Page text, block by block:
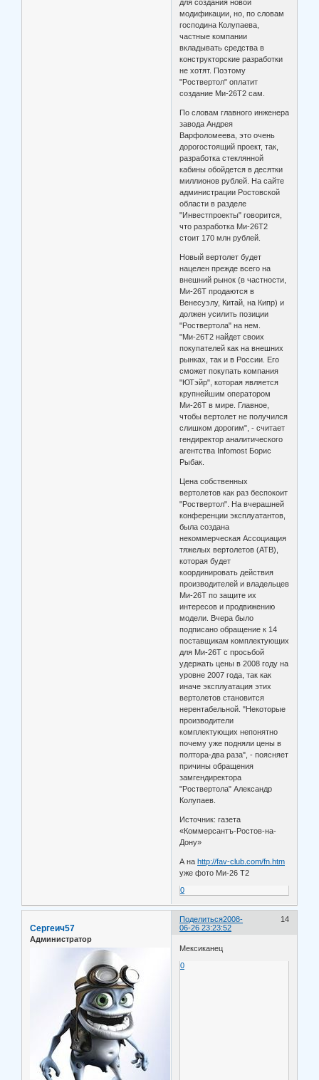
для создания новой
модификации, но, по словам
господина Колупаева,
частные компании
вкладывать средства в
конструкторские разработки
не хотят. Поэтому
"Роствертол" оплатит
создание Ми-26Т2 сам.
По словам главного инженера
завода Андрея
Варфоломеева, это очень
дорогостоящий проект, так,
разработка стеклянной
кабины обойдется в десятки
миллионов рублей. На сайте
администрации Ростовской
области в разделе
"Инвестпроекты" говорится,
что разработка Ми-26Т2
стоит 170 млн рублей.
Новый вертолет будет
нацелен прежде всего на
внешний рынок (в частности,
Ми-26Т продаются в
Венесуэлу, Китай, на Кипр) и
должен усилить позиции
"Роствертола" на нем.
"Ми-26Т2 найдет своих
покупателей как на внешних
рынках, так и в России. Его
сможет покупать компания
"ЮТэйр", которая является
крупнейшим оператором
Ми-26Т в мире. Главное,
чтобы вертолет не получился
слишком дорогим", - считает
гендиректор аналитического
агентства Infomost Борис
Рыбак.
Цена собственных
вертолетов как раз беспокоит
"Роствертол". На вчерашней
конференции эксплуатантов,
была создана
некоммерческая Ассоциация
тяжелых вертолетов (АТВ),
которая будет
координировать действия
производителей и владельцев
Ми-26Т по защите их
интересов и продвижению
модели. Вчера было
подписано обращение к 14
поставщикам комплектующих
для Ми-26Т с просьбой
удержать цены в 2008 году на
уровне 2007 года, так как
иначе эксплуатация этих
вертолетов становится
нерентабельной. "Некоторые
производители
комплектующих непонятно
почему уже подняли цены в
полтора-два раза", - поясняет
причины обращения
замгендиректора
"Роствертола" Александр
Колупаев.
Источник: газета
«Коммерсантъ-Ростов-на-
Дону»
А наhttp://fav-club.com/fn.htm
уже фото Ми-26 Т2
0
Поделиться 14
2008-
06-26 23:23:52
Сергеич57
Администратор
Мексиканец
0